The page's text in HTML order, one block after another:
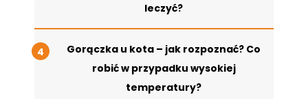
leczyć?
Gorączka u kota – jak rozpoznać? Co
robić w przypadku wysokiej
temperatury?